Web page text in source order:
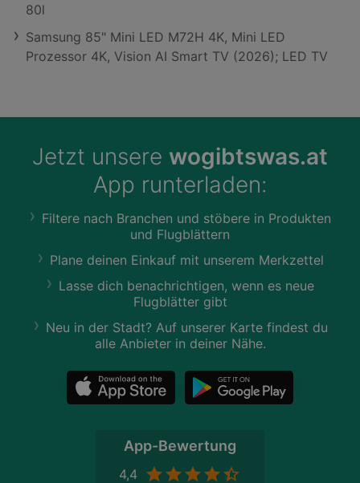
80l
Samsung 85" Mini LED M72H 4K, Mini LED
Prozessor 4K, Vision AI Smart TV (2026); LED TV
Jetzt unsere wogibtswas.at
App runterladen:
Filtere nach Branchen und stöbere in Produkten
und Flugblättern
Plane deinen Einkauf mit unserem Merkzettel
Lasse dich benachrichtigen, wenn es neue
Flugblätter gibt
Neu in der Stadt? Auf unserer Karte findest du
alle Anbieter in deiner Nähe.
App-Bewertung
4,4